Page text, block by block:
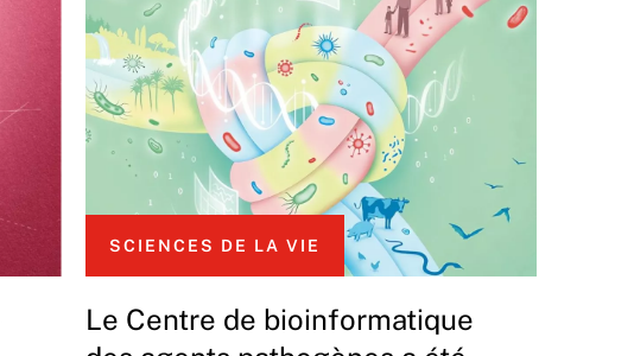
SCIENCES DE LA VIE
Le Centre de bioinformatique